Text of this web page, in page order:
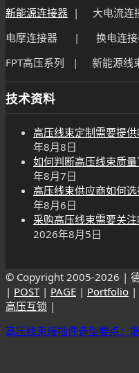
新能源连接器 | 大电流连
电摩连接器 | 换电连接
FPT高压系列 | 新能源线
技术资料
高压线束定制需要提
年8月8日
如何判断高压线束质
年8月7日
高压线束供应商如何
年8月6日
采购高压线束需要关
2026年8月5日
© Copyright 2005-2026 |
| POST| PAGE | Portfolio |
高压互锁 |
高压线束接插件选型要点：